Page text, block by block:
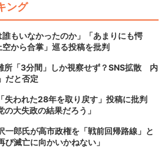
ング
もいなかったのか」「あまりにも愕
から合掌」巡る投稿を批判
所「3分間」しか視察せず？SNS拡散 内
だと否定
失われた28年を取り戻す」投稿に批判
大失政の結果だろう」
一郎氏が高市政権を「戦前回帰路線」と
滅亡に向かいかねない」